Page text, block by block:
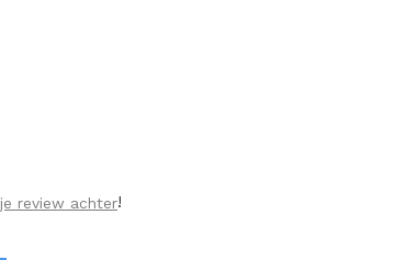
je review achter!